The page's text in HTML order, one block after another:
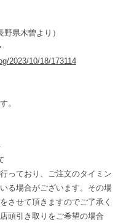
県木曽より）
2023/10/18/173114
。
っており、ご注文のタイミン
る場合がございます。その場
させて頂きますのでご了承く
頭引き取りをご希望の場合